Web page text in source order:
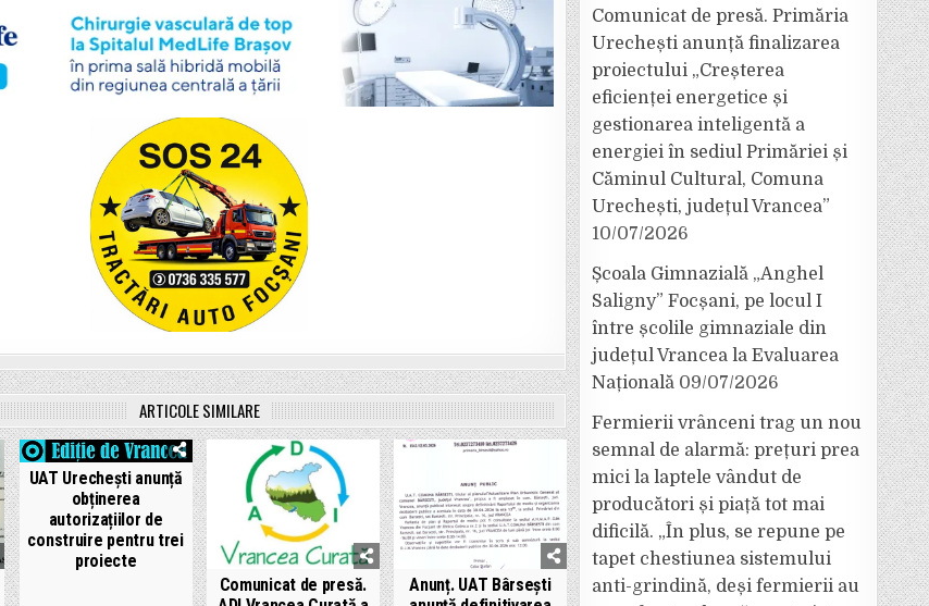
ARTICOLE SIMILARE
UAT Urechești anunță
obținerea
autorizațiilor de
construire pentru trei
proiecte
Comunicat de presă.
Anunț. UAT Bârsești
Comunicat de presă. Primăria
Urechești anunță finalizarea
proiectului „Creșterea
eficienței energetice și
gestionarea inteligentă a
energiei în sediul Primăriei și
Căminul Cultural, Comuna
Urechești, județul Vrancea”
10/07/2026
Școala Gimnazială „Anghel
Saligny” Focșani, pe locul I
între școlile gimnaziale din
județul Vrancea la Evaluarea
Națională 09/07/2026
Fermierii vrânceni trag un nou
semnal de alarmă: prețuri prea
mici la laptele vândut de
producători și piață tot mai
dificilă. „În plus, se repune pe
tapet chestiunea sistemului
anti-grindină, deși fermierii au